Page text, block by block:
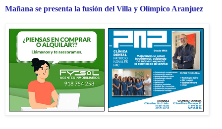
Mañana se presenta la fusión del Villa y Olímpico Aranjuez